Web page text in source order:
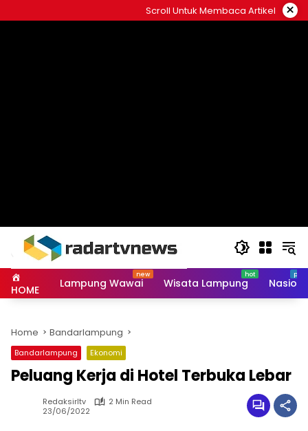
to
Scroll Untuk Membaca Artikel ×
HOME Lampung Wawai Wisata Lampung
Home Bandarlampung
Bandarlampung Ekonomi
Peluang Kerja di Hotel Terbuka Lebar
Redaksirltv
2 Min Read
23/06/2022